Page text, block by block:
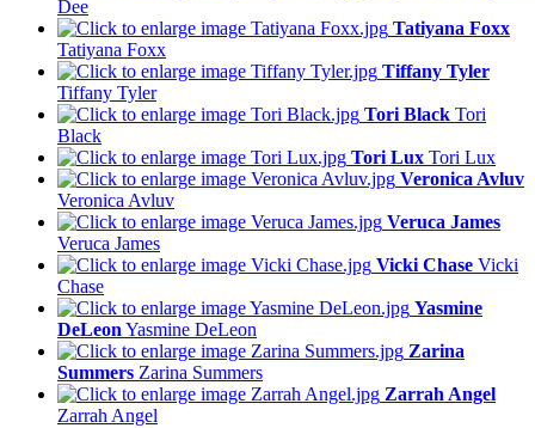
Dee
Tatiyana Foxx
Tatiyana Foxx
Tiffany Tyler
Tiffany Tyler
Tori Black Tori
Black
Tori Lux Tori Lux
Veronica Avluv
Veronica Avluv
Veruca James
Veruca James
Vicki Chase Vicki
Chase
Yasmine
DeLeonYasmine DeLeon
Zarina
Summers Zarina Summers
Zarrah Angel
Zarrah Angel